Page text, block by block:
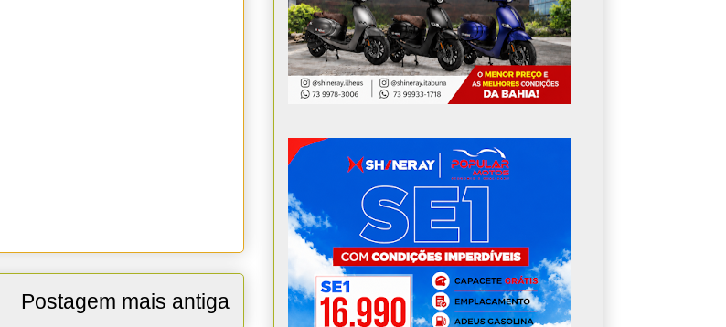
Postagem mais antiga